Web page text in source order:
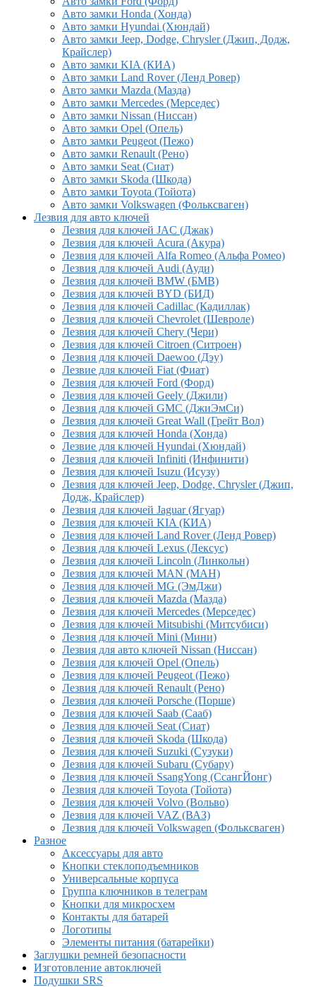
Авто замки Honda (Хонда)
Авто замки Hyundai (Хюндай)
Авто замки Jeep, Dodge, Chrysler (Джип, Додж,
Крайслер)
Авто замки KIA (КИА)
Авто замки Land Rover (Ленд Ровер)
Авто замки Mazda (Мазда)
Авто замки Mercedes (Мерседес)
Авто замки Nissan (Ниссан)
Авто замки Opel (Опель)
Авто замки Peugeot (Пежо)
Авто замки Renault (Рено)
Авто замки Seat (Сиат)
Авто замки Skoda (Шкода)
Авто замки Toyota (Тойота)
Авто замки Volkswagen (Фольксваген)
Лезвия для авто ключей
Лезвия для ключей JAC (Джак)
Лезвия для ключей Acura (Акура)
Лезвия для ключей Alfa Romeo (Альфа Ромео)
Лезвия для ключей Audi (Ауди)
Лезвия для ключей BMW (БМВ)
Лезвия для ключей BYD (БИД)
Лезвия для ключей Cadillac (Кадиллак)
Лезвия для ключей Chevrolet (Шевроле)
Лезвия для ключей Chery (Чери)
Лезвия для ключей Citroen (Ситроен)
Лезвия для ключей Daewoo (Дэу)
Лезвие для ключей Fiat (Фиат)
Лезвия для ключей Ford (Форд)
Лезвия для ключей Geely (Джили)
Лезвия для ключей GMC (ДжиЭмСи)
Лезвия для ключей Great Wall (Грейт Вол)
Лезвия для ключей Honda (Хонда)
Лезвие для ключей Hyundai (Хюндай)
Лезвия для ключей Infiniti (Инфинити)
Лезвия для ключей Isuzu (Исузу)
Лезвия для ключей Jeep, Dodge, Chrysler (Джип,
Додж, Крайслер)
Лезвия для ключей Jaguar (Ягуар)
Лезвия для ключей KIA (КИА)
Лезвия для ключей Land Rover (Ленд Ровер)
Лезвия для ключей Lexus (Лексус)
Лезвия для ключей Lincoln (Линкольн)
Лезвия для ключей MAN (МАН)
Лезвия для ключей MG (ЭмДжи)
Лезвия для ключей Mazda (Мазда)
Лезвия для ключей Mercedes (Мерседес)
Лезвия для ключей Mitsubishi (Митсубиси)
Лезвия для ключей Mini (Мини)
Лезвия для авто ключей Nissan (Ниссан)
Лезвия для ключей Opel (Опель)
Лезвия для ключей Peugeot (Пежо)
Лезвия для ключей Renault (Рено)
Лезвия для ключей Porsche (Порше)
Лезвия для ключей Saab (Сааб)
Лезвия для ключей Seat (Сиат)
Лезвия для ключей Skoda (Шкода)
Лезвия для ключей Suzuki (Сузуки)
Лезвия для ключей Subaru (Субару)
Лезвия для ключей SsangYong (СсангЙонг)
Лезвия для ключей Toyota (Тойота)
Лезвия для ключей Volvo (Вольво)
Лезвия для ключей VAZ (ВАЗ)
Лезвия для ключей Volkswagen (Фольксваген)
Разное
Aксессуары для авто
Кнопки стеклоподъемников
Универсальные корпуса
Группа ключников в телеграм
Кнопки для микросхем
Контакты для батарей
Логотипы
Элементы питания (батарейки)
Заглушки ремней безопасности
Изготовление автоключей
Подушки SRS